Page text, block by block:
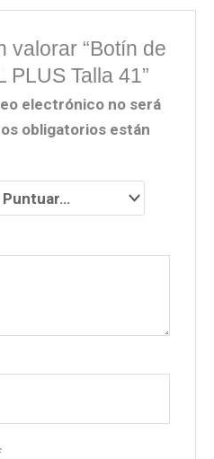
valorar “Botín de
PLUS Talla 41”
electrónico no será
obligatorios están